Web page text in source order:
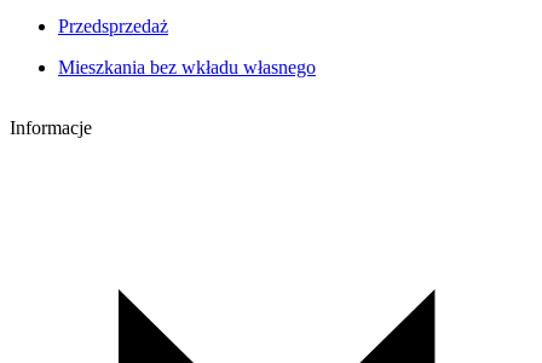
Przedsprzedaż
Mieszkania bez wkładu własnego
Informacje